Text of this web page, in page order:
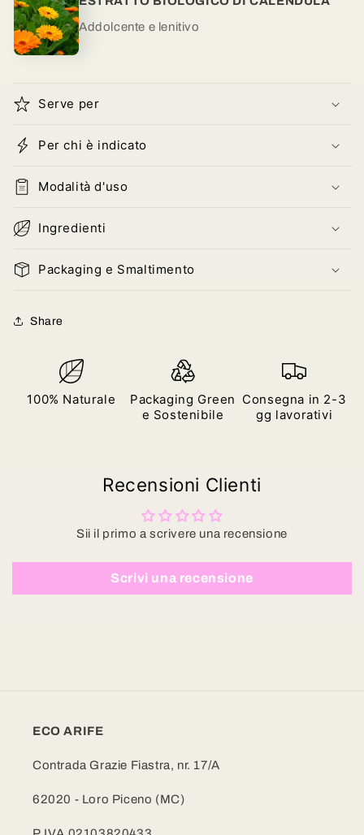
Addolcente e lenitivo
Serve per
Per chi è indicato
Modalità d'uso
Ingredienti
Packaging e Smaltimento
Share
100% Naturale
Packaging Green
e Sostenibile
Consegna in 2-3
gg lavorativi
Recensioni Clienti
Sii il primo a scrivere una recensione
Scrivi una recensione
ECO ARIFE
Contrada Grazie Fiastra, nr. 17/A
62020 - Loro Piceno (MC)